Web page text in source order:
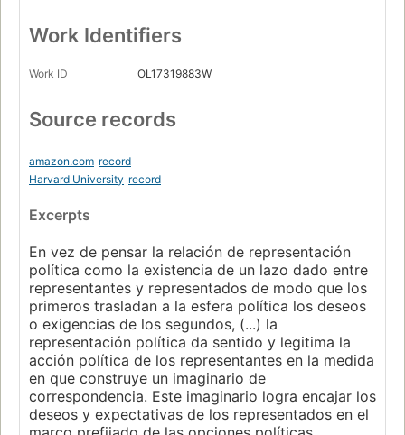
Work Identifiers
Work ID OL17319883W
Source records
amazon.com record
Harvard University record
Excerpts
En vez de pensar la relación de representación
política como la existencia de un lazo dado entre
representantes y representados de modo que los
primeros trasladan a la esfera política los deseos
o exigencias de los segundos, (...) la
representación política da sentido y legitima la
acción política de los representantes en la medida
en que construye un imaginario de
correspondencia. Este imaginario logra encajar los
deseos y expectativas de los representados en el